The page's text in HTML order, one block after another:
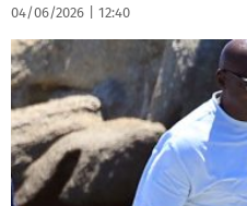
04/06/2026 12:40